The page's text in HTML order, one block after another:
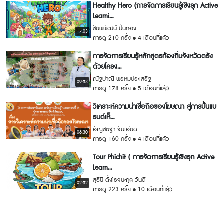
17:03
Healthy Hero (การจัดการเรียนรู้เชิงรุก Active
Learni...
ชัยพิพัฒน์ ปิ่นทอง
การดู 210 ครั้ง
4 เดือนที่แล้ว
09:53
การจัดการเรียนรู้หลักสูตรท้องถิ่นจังหวัดตรัง
ด้วยโครง...
ณัฐปาณี พรหมประเสริฐ
การดู 178 ครั้ง
5 เดือนที่แล้ว
06:30
วิเคราะห์ความน่าเชื่อถือของโฆษณา สู่การปั้นแบ
รนด์เห็...
อัญชิษฐา จันเอียด
การดู 160 ครั้ง
4 เดือนที่แล้ว
02:52
Tour Phichit ( การจัดการเรียนรู้เชิงรุก Active
Learn...
สุธินี ตั้งโรจนะกุล วันดี
การดู 223 ครั้ง
10 เดือนที่แล้ว